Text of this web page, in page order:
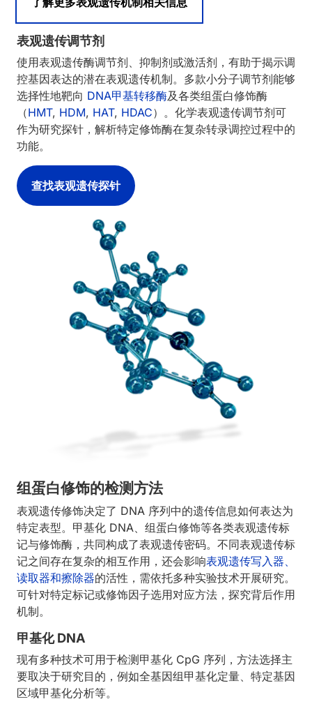
表观遗传调节剂
使用表观遗传酶调节剂、抑制剂或激活剂，有助于揭示调
控基因表达的潜在表观遗传机制。多款小分子调节剂能够
选择性地靶向 DNA甲基转移酶及各类组蛋白修饰酶
（HMT, HDM, HAT, HDAC）。化学表观遗传调节剂可
作为研究探针，解析特定修饰酶在复杂转录调控过程中的
功能。
查找表观遗传探针
组蛋白修饰的检测方法
表观遗传修饰决定了 DNA 序列中的遗传信息如何表达为
特定表型。甲基化 DNA、组蛋白修饰等各类表观遗传标
记与修饰酶，共同构成了表观遗传密码。不同表观遗传标
记之间存在复杂的相互作用，还会影响表观遗传写入器、
读取器和擦除器的活性，需依托多种实验技术开展研究。
可针对特定标记或修饰因子选用对应方法，探究背后作用
机制。
甲基化 DNA
现有多种技术可用于检测甲基化 CpG 序列，方法选择主
要取决于研究目的，例如全基因组甲基化定量、特定基因
区域甲基化分析等。